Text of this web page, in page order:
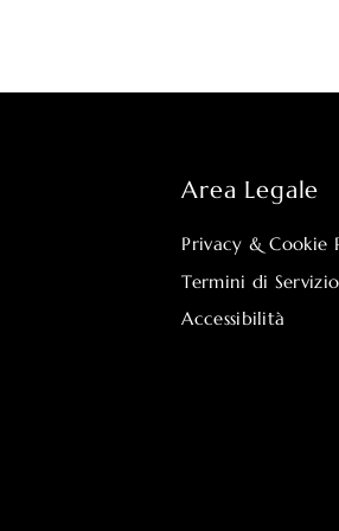
Area Legale
Privacy & Cookie
Termini di Servizio
Accessibilità